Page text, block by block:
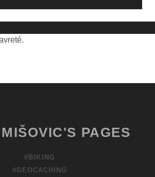
PAGES
#BIKING
#GEOCACHING